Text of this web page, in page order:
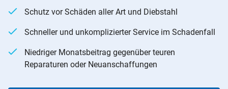
Schutz vor Schäden aller Art und Diebstahl
Schneller und unkomplizierter Service im Schadenfall
Niedriger Monatsbeitrag gegenüber teuren
Reparaturen oder Neuanschaffungen